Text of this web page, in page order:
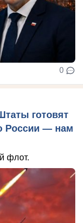
0
готовят
России — нам
флот.